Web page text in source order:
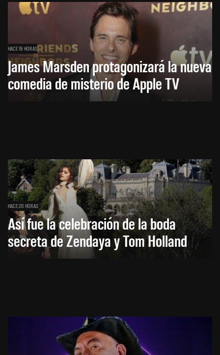
HACE 19 HORAS
James Marsden protagonizará la nueva
comedia de misterio de Apple TV
HACE 20 HORAS
Así fue la celebración de la boda
secreta de Zendaya y Tom Holland